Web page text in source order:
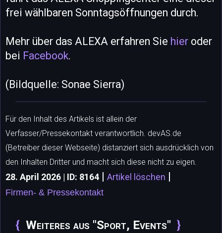
frei wählbaren Sonntagsöffnungen durch.
Mehr über das ALEXA erfahren Sie hier oder
bei Facebook.
(Bildquelle: Sonae Sierra)
Für den Inhalt des Artikels ist allein der
Verfasser/Pressekontakt verantwortlich. devAS.de
(Betreiber dieser Webseite) distanziert sich ausdrücklich von
den Inhalten Dritter und macht sich diese nicht zu eigen.
28. April 2026 | ID: 8164 | Artikel löschen |
Firmen- & Pressekontakt
Weiteres aus "Sport, Events"